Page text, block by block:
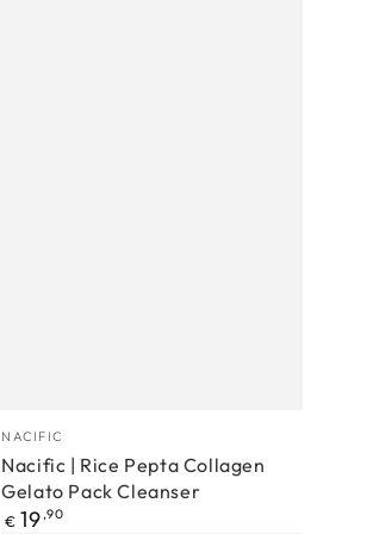
Nacific
|
Rice
Pepta
Proizvođać
NACIFIC
Nacific | Rice Pepta Collagen
Gelato Pack Cleanser
Redovna
€ 19 ,90